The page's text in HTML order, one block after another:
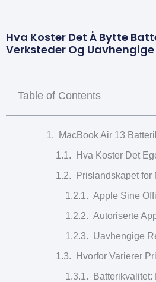
Hva Koster Det Å Bytte
Verksteder Og Uavhengige
Table of Contents
MacBook Air 13
Hva Koster Det
Prislandskapet for
Apple Sine
Autoriserte
Uavhengige
Hvorfor Varierer